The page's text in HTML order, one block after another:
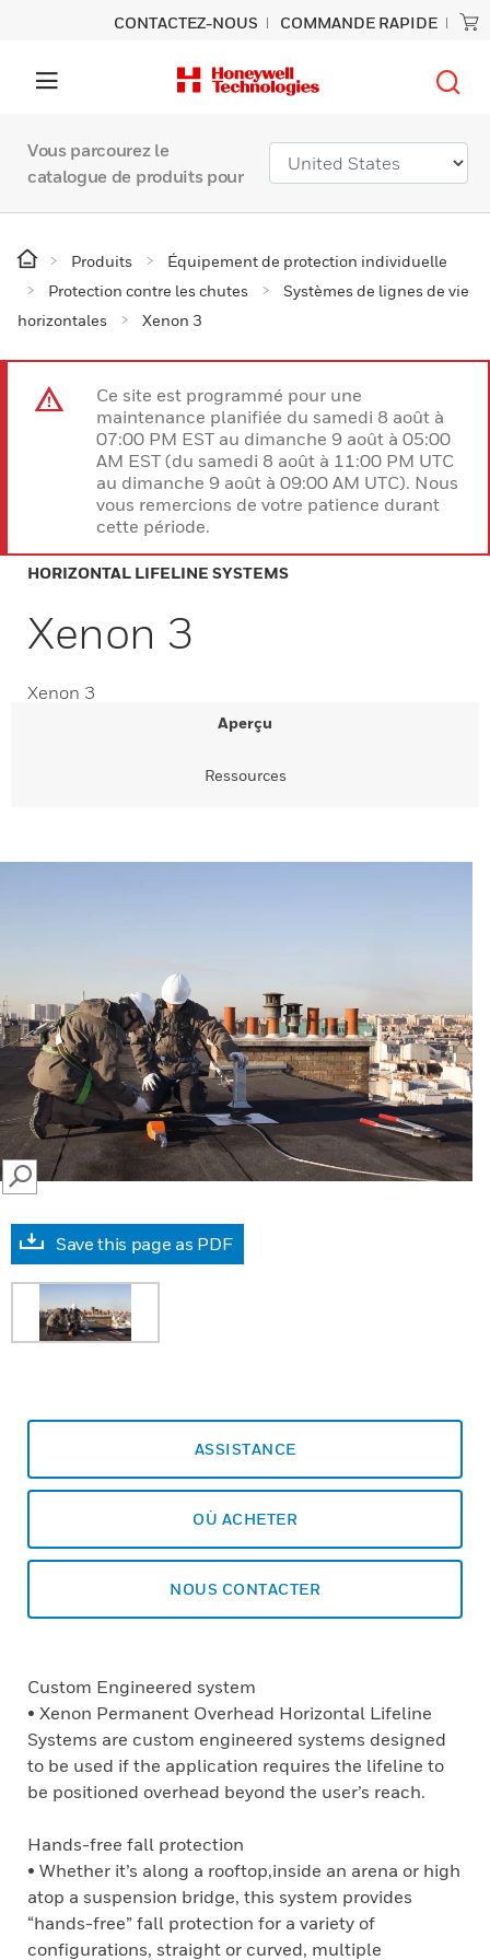
CONTACTEZ-NOUS COMMANDE RAPIDE
Vous parcourez le
catalogue de produits pour
Produits
Équipement de protection individuelle
Protection contre les chutes
Systèmes de lignes de vie
horizontales
Xenon 3
Ce site est programmé pour une
maintenance planifiée du samedi 8 août à
07:00 PM EST au dimanche 9 août à 05:00
AM EST (du samedi 8 août à 11:00 PM UTC
au dimanche 9 août à 09:00 AM UTC). Nous
vous remercions de votre patience durant
cette période.
HORIZONTAL LIFELINE SYSTEMS
Xenon 3
Xenon 3
Aperçu
Ressources
SEARCH
Save this page as PDF
ASSISTANCE
OÙ ACHETER
NOUS CONTACTER
Custom Engineered system
• Xenon Permanent Overhead Horizontal Lifeline
Systems are custom engineered systems designed
to be used if the application requires the lifeline to
be positioned overhead beyond the user’s reach.
Hands-free fall protection
• Whether it’s along a rooftop,inside an arena or high
atop a suspension bridge, this system provides
“hands-free” fall protection for a variety of
configurations, straight or curved, multiple